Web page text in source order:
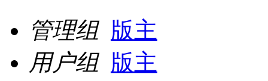
管理组 版主
用户组 版主